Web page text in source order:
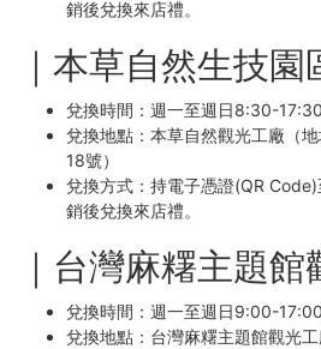
銷後兌換來店禮。
｜本草自然生技園
兌換時間：週一至週日8:30-17:30
兌換地點：本草自然觀光工廠（
18號）
兌換方式：持電子憑證(QR
銷後兌換來店禮。
｜台灣麻糬主題館
兌換時間：週一至週日9:00-17:00
兌換地點：台灣麻糬主題館觀光